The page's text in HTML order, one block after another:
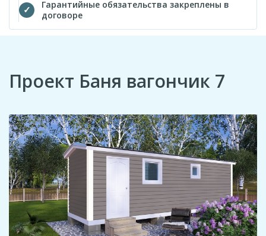
Гарантийные обязательства закреплены в
договоре
Проект Баня вагончик 7